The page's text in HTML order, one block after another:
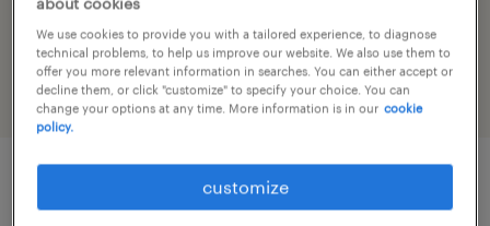
job category
sales
job details
We use cookies to provide you with a tailored experience, to diagnose
technical problems, to help us improve our website. We also use them to
offer you more relevant information in searches. You can either accept or
decline them, or click "customize" to specify your choice. You can
change your options at any time. More information is in our cookie
policy.
customize